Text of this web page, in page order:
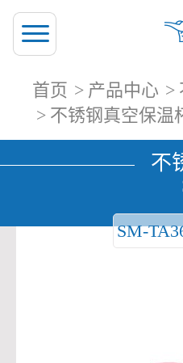
首页 产品中心
不锈钢真空保温
不